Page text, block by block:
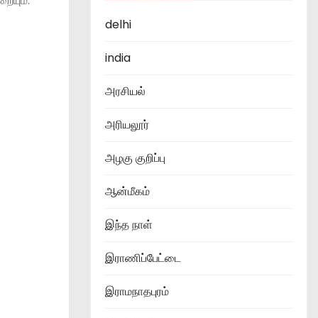
delhi
india
அரசியல்
அரியலூர்
அழகு குறிப்பு
ஆன்மீகம்
இந்த நாள்
இராணிப்பேட்டை
இராமநாதபுரம்